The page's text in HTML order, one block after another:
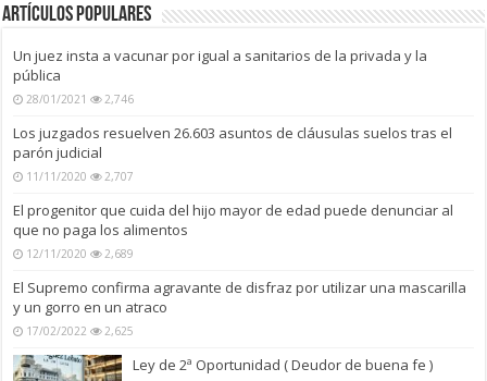
Artículos Populares
Un juez insta a vacunar por igual a sanitarios de la privada y la
pública
28/01/2021 2,746
Los juzgados resuelven 26.603 asuntos de cláusulas suelos tras el
parón judicial
11/11/2020 2,707
El progenitor que cuida del hijo mayor de edad puede denunciar al
que no paga los alimentos
12/11/2020 2,689
El Supremo confirma agravante de disfraz por utilizar una mascarilla
y un gorro en un atraco
17/02/2022 2,625
Ley de 2ª Oportunidad ( Deudor de buena fe )